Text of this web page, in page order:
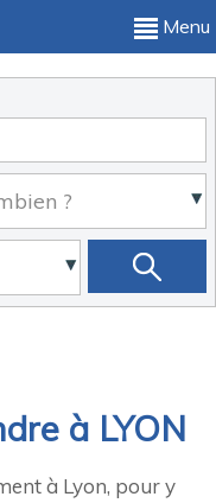
Menu
à LYON
à Lyon, pour y